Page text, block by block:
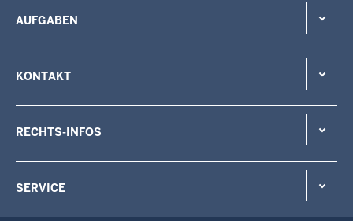
AUFGABEN
KONTAKT
RECHTS-INFOS
SERVICE